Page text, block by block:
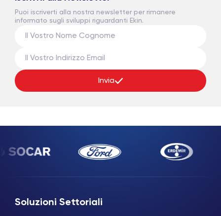
Puoi iscriverti alla nostra newsletter per rimanere
informato sugli sviluppi riguardanti Ekin.
Invia
Soluzioni Settoriali